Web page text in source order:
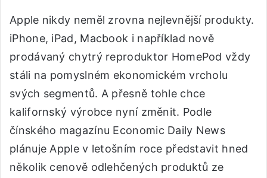
Apple nikdy neměl zrovna nejlevnější produkty.
iPhone, iPad, Macbook i například nově
prodávaný chytrý reproduktor HomePod vždy
stáli na pomyslném ekonomickém vrcholu
svých segmentů. A přesně tohle chce
kalifornský výrobce nyní změnit. Podle
čínského magazínu Economic Daily News
plánuje Apple v letošním roce představit hned
několik cenově odlehčených produktů ze